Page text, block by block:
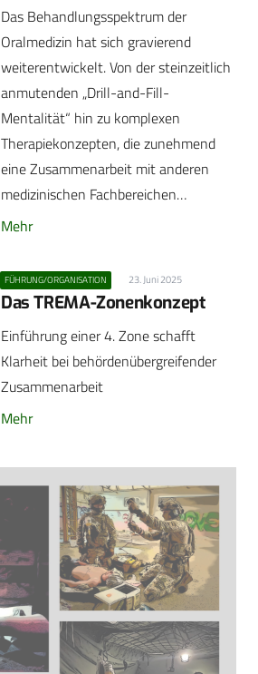
Das Behandlungsspektrum der
Oralmedizin hat sich gravierend
weiterentwickelt. Von der steinzeitlich
anmutenden „Drill-and-Fill-
Mentalität“ hin zu komplexen
Therapiekonzepten, die zunehmend
eine Zusammenarbeit mit anderen
medizinischen Fachbereichen…
Mehr
FÜHRUNG/ORGANISATION 23. Juni 2025
Das TREMA-Zonenkonzept
Einführung einer 4. Zone schafft
Klarheit bei behördenübergreifender
Zusammenarbeit
Mehr